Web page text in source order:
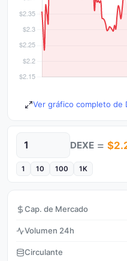
Ver gráfico completo de
Cantidad DEXE =
1 10 100 1K
Cap. de Mercado
Volumen 24h
Circulante